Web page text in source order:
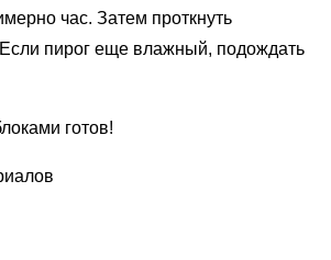
час. Затем проткнуть
Если пирог еще влажный, подождать
готов!